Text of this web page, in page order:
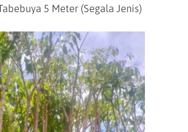
5 Meter (Segala Jenis)